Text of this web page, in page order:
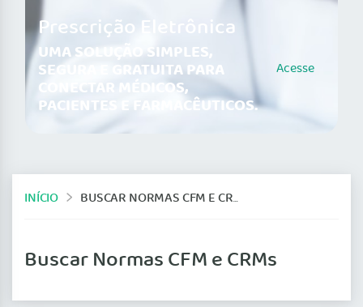
Prescrição Eletrônica
UMA SOLUÇÃO SIMPLES,
SEGURA E GRATUITA PARA
CONECTAR MÉDICOS,
PACIENTES E FARMACÊUTICOS.
Acesse
INÍCIO BUSCAR NORMAS CFM E CRMS
Buscar Normas CFM e CRMs